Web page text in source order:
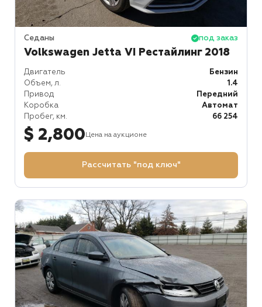
Седаны под заказ
Volkswagen Jetta VI Рестайлинг 2018
Двигатель
Бензин
Объем, л.
1.4
Привод
Передний
Коробка
Автомат
Пробег, км.
66 254
$ 2,800Цена на аукционе
Рассчитать "под ключ"